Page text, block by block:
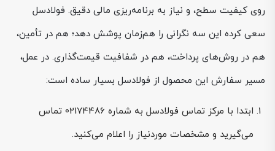
روی کیفیت سطح، و نیاز به برنامه‌ریزی مالی دقیق. فولادسل
سعی کرده این سه نگرانی را هم‌زمان پوشش دهد؛ هم در تأمین،
هم در روش‌های پرداخت، هم در شفافیت قیمت‌گذاری. در عمل،
مسیر سفارش این محصول از فولادسل بسیار ساده است:
ابتدا با مرکز تماس فولادسل به شماره 02174486 تماس
می‌گیرید و مشخصات موردنیاز را اعلام می‌کنید.